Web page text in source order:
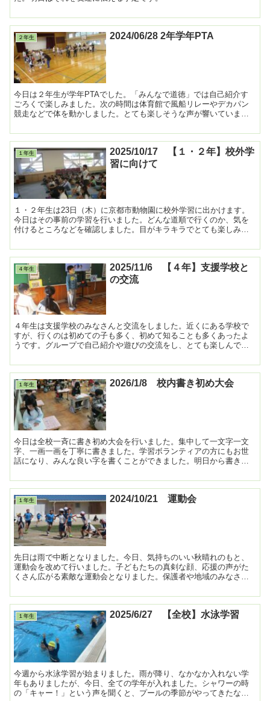
２年生 2024/06/28 2年学年PTA
今日は２年生が学年PTAでした。「みんなで道徳」では自己紹介す
ごろくで楽しみました。次の時間は体育館で風船リレーやデカパン
競走などで体を動かしました。とても楽しそうな声が響いていまし
１年生
2025/10/17 【１・２年】校外学
習に向けて
１・２年生は23日（木）に京都市動物園に校外学習に出かけます。
今日はその事前の学習を行いました。どんな道順で行くのか、気を
付けるところなどを確認しました。目がキラキラでとても楽しみに
４年生
2025/11/6 【４年】支援学校と
の交流
４年生は支援学校のみなさんと交流をしました。近くにある学校で
すが、行くのは初めての子も多く、初めて知ることも多くあったよ
うです。グループで自己紹介や遊びの交流をし、とても楽しんでい
１年生 2026/1/8 校内書き初め大会
今日は全校一斉に書き初め大会を行いました。集中して一文字一文
字、一画一画を丁寧に書きました。学習ボランティアの方にもお世
話になり、みんな良い字を書くことができました。明日から書き初
１年生 2024/10/21 運動会
先日は雨で中断となりました。今日、気持ちのいい秋晴れのもと、
運動会を改めて行いました。子どもたちの真剣な顔、応援の声がた
くさん広がる素敵な運動会となりました。保護者や地域のみなさん
１年生 2025/6/27 【全校】水泳学習
今週から水泳学習が始まりました。雨が降り、なかなか入れない学
年もありましたが、今日、全ての学年が入れました。シャワーの時
の「キャー！」という声を聞くと、プールの季節がやってきたなぁ